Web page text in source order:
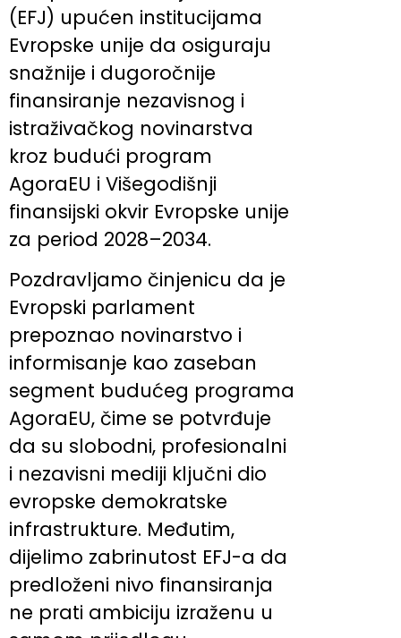
(EFJ) upućen institucijama
Evropske unije da osiguraju
snažnije i dugoročnije
finansiranje nezavisnog i
istraživačkog novinarstva
kroz budući program
AgoraEU i Višegodišnji
finansijski okvir Evropske unije
za period 2028–2034.
Pozdravljamo činjenicu da je
Evropski parlament
prepoznao novinarstvo i
informisanje kao zaseban
segment budućeg programa
AgoraEU, čime se potvrđuje
da su slobodni, profesionalni
i nezavisni mediji ključni dio
evropske demokratske
infrastrukture. Međutim,
dijelimo zabrinutost EFJ-a da
predloženi nivo finansiranja
ne prati ambiciju izraženu u